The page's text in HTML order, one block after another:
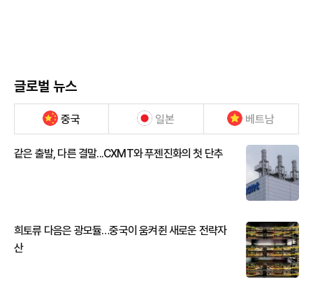
글로벌 뉴스
중국 일본 베트남
같은 출발, 다른 결말...CXMT와 푸젠진화의 첫 단추
희토류 다음은 광모듈…중국이 움켜쥔 새로운 전략자
산